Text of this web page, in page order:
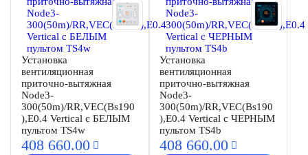
Установка
вентиляционная
приточно-вытяжная
Node3-
300(50m)/RR,VEC(Bs190
),E0.4 Vertical с БЕЛЫМ
пультом TS4w
408 660.00
Установка
вентиляционная
приточно-вытяжная
Node3-
300(50m)/RR,VEC(Bs190
),E0.4 Vertical с ЧЕРНЫМ
пультом TS4b
408 660.00